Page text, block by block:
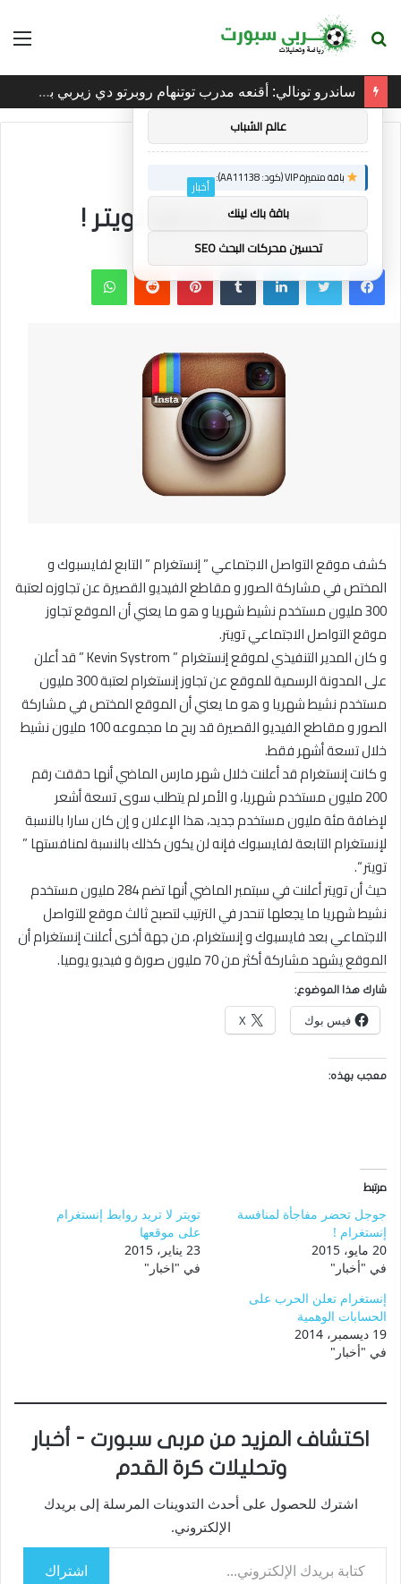
بحث
ساندرو تونالي: أقنعه مدرب توتنهام روبرتو دي زيربي بسرعة بالتوقيع
الرئيسية/أخبار
أخبار
إنستغرام تتجاوز تويتر !
فيسبوكتويتر لينكدإن بينتيريست واتساب
كشف موقع التواصل الاجتماعي ” إنستغرام ” التابع لفايسبوك و
المختص في مشاركة الصور و مقاطع الفيديو القصيرة عن تجاوزه لعتبة
300 مليون مستخدم نشيط شهريا و هو ما يعني أن الموقع تجاوز
موقع التواصل الاجتماعي تويتر.
و كان المدير التنفيذي لموقع إنستغرام ” Kevin Systrom ” قد أعلن
على المدونة الرسمية للموقع عن تجاوز إنستغرام لعتبة 300 مليون
مستخدم نشيط شهريا و هو ما يعني أن الموقع المختص في مشاركة
الصور و مقاطع الفيديو القصيرة قد ربح ما مجموعه 100 مليون نشيط
خلال تسعة أشهر فقط.
و كانت إنستغرام قد أعلنت خلال شهر مارس الماضي أنها حققت رقم
200 مليون مستخدم شهريا، و الأمر لم يتطلب سوى تسعة أشعر
لإضافة مئة مليون مستخدم جديد، هذا الإعلان و إن كان سارا بالنسبة
لإنستغرام التابعة لفايسبوك فإنه لن يكون كذلك بالنسبة لمنافستها ”
تويتر “.
حيث أن تويتر أعلنت في سبتمبر الماضي أنها تضم 284 مليون مستخدم
نشيط شهريا ما يجعلها تنحدر في الترتيب لتصبح ثالث موقع للتواصل
الاجتماعي بعد فايسبوك و إنستغرام، من جهة أخرى أعلنت إنستغرام أن
الموقع يشهد مشاركة أكثر من 70 مليون صورة و فيديو يوميا.
شارك هذا الموضوع:
فيس بوك X
معجب بهذه:
مرتبط
جوجل تحضر مفاجأة لمنافسة
إنستغرام !
20 مايو، 2015
في "أخبار"
تويتر لا تريد روابط إنستغرام
على موقعها
23 يناير، 2015
في "اخبار"
إنستغرام تعلن الحرب على
الحسابات الوهمية
19 ديسمبر، 2014
في "أخبار"
اكتشاف المزيد من مربى سبورت - أخبار
وتحليلات كرة القدم
اشترك للحصول على أحدث التدوينات المرسلة إلى بريدك
الإلكتروني.
كتابة بريدك الإلكتروني...
اشتراك
توصيات :
باقة متميزة VIP (كود: AA86842):
عالم الشباب
باقة متميزة VIP (كود: AA11138):
باقة باك لينك
تحسين محركات البحث SEO